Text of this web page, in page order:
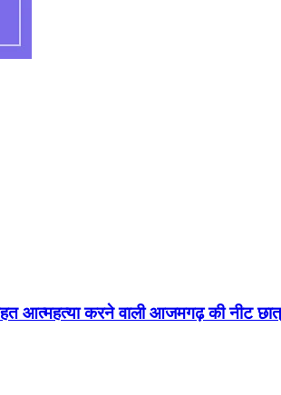
आत्महत्या करने वाली आजमगढ़ की नीट